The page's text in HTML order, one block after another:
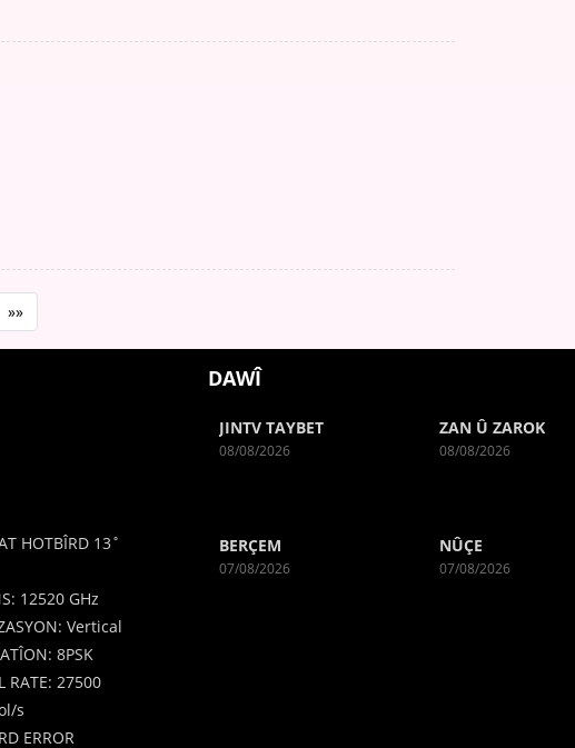
»»
HOTBÎRD 13˚
12520 GHz
Vertical
8PSK
RATE: 27500
s
ERROR
DAWÎ
JINTV TAYBET
08/08/2026
ZAN Û ZAROK
08/08/2026
BERÇEM
07/08/2026
NÛÇE
07/08/2026